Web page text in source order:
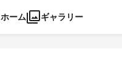
ホーム ギャラリー